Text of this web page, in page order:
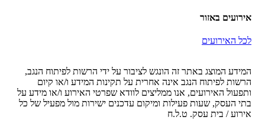
אירועים באזור
לכל האירועים
המידע המוצג באתר זה הונגש לציבור על ידי הרשות לפיתוח הנגב,
הרשות לפיתוח הנגב אינה אחרית על תקינות המידע ו/או קיום
ותפעול האירועים, אנו ממליצים לוודא שפרטי האירוע ו/או מידע על
בתי העסק, שעות פעילות ומיקום עדכנים ישירות מול מפעיל של כל
אירוע / בית עסק. ט.ל.ח